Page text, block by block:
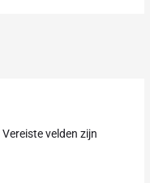
Vereiste velden zijn